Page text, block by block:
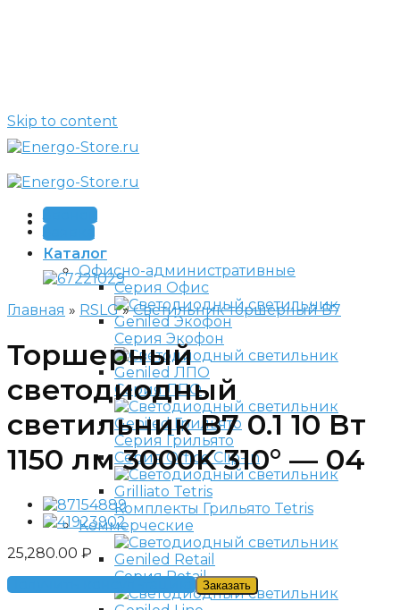
Skip to content
Каталог
Офисно-административные
Серия Офис
Серия Экофон
Серия ЛПО
Серия Грильято
Серия Office Clip-In
Комплекты Грильято Tetris
Коммерческие
Серия Retail
Звонок
Заявка
Главная » RSLG»Светильник торшерный B7
Торшерный
светодиодный
светильник B7 0.1 10 Вт
1150 лм 3000K 310° — 04
25,280.00 ₽
Получить консультацию
Заказать